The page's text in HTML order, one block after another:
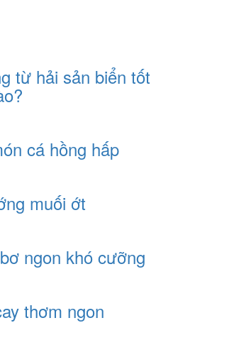
từ hải sản biển tốt
cá hồng hấp
muối ớt
ngon khó cưỡng
thơm ngon